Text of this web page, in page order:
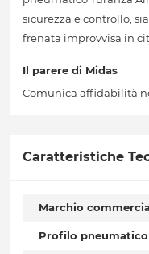
sicurezza e controllo,
frenata improvvisa in
Il parere di Midas
Comunica affidabilità
Caratteristiche
Marchio
Profilo pneumatico